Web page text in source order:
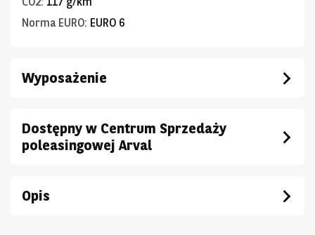
Norma EURO: EURO 6
Wyposażenie
Dostępny w Centrum Sprzedaży
poleasingowej Arval
Opis